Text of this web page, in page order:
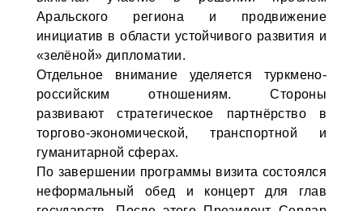
Аральского региона и продвижение
инициатив в области устойчивого развития и
«зелёной» дипломатии.
Отдельное внимание уделяется туркмено-
российским отношениям. Стороны
развивают стратегическое партнёрство в
торгово-экономической, транспортной и
гуманитарной сферах.
По завершении программы визита состоялся
неформальный обед и концерт для глав